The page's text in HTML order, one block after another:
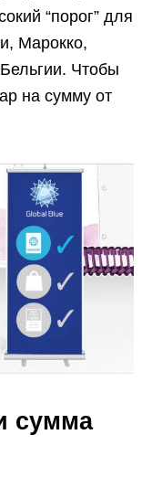
“порог” для
Марокко,
Чтобы
на сумму от
сумма